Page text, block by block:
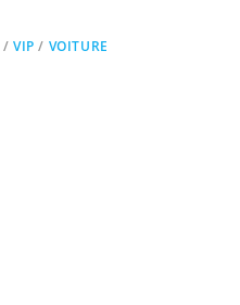
/VIP / VOITURE